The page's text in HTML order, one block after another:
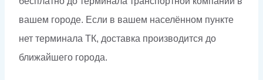
вашем городе. Если в вашем населённом пункте
нет терминала ТК, доставка производится до
ближайшего города.